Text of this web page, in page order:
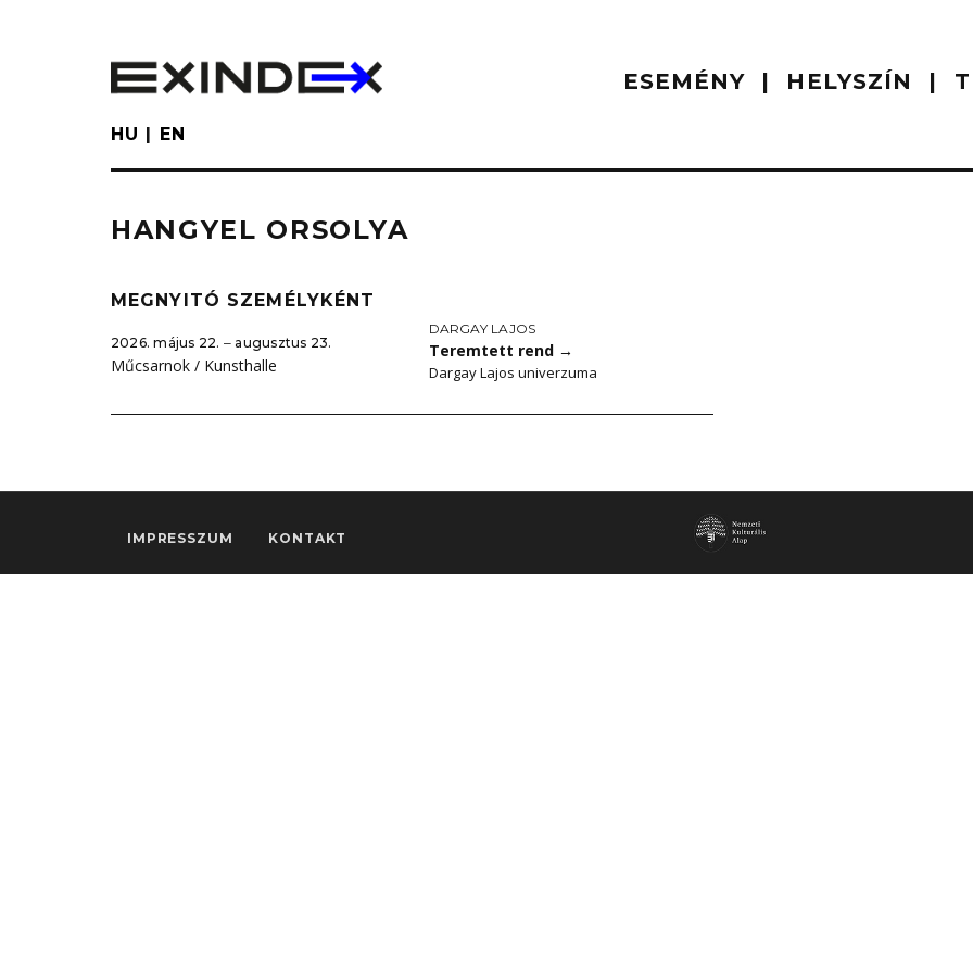
ESEMÉNY HELYSZÍN
HU EN
HANGYEL ORSOLYA
MEGNYITÓ SZEMÉLYKÉNT
2026. május 22. ‒ augusztus 23.
Műcsarnok / Kunsthalle
DARGAY LAJOS
Teremtett rend →
Dargay Lajos univerzuma
IMPRESSZUM KONTAKT